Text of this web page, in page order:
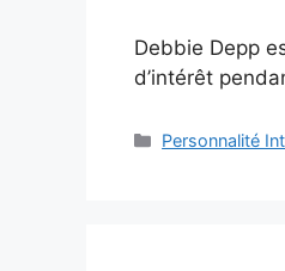
Debbie Depp
d’intérêt
Categories
Personnalité